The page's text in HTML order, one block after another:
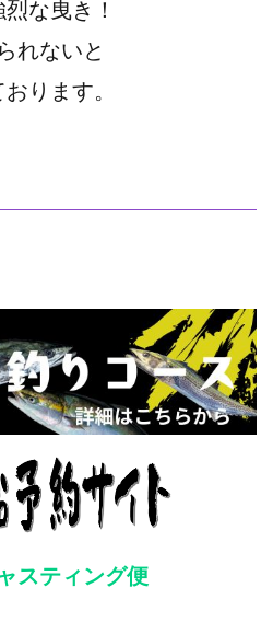
な曳き！
れないと
ります。
スティング便